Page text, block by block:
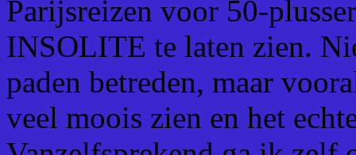
Parijsreizen voor 50-
INSOLITE te laten zien.
paden betreden, maar
veel moois zien en het